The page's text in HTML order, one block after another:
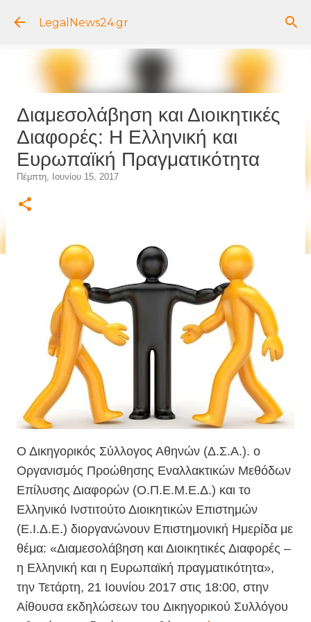
Μετάβαση στο κύριο περιεχόμενο
LegalNews24.gr
Διαμεσολάβηση και Διοικητικές
Διαφορές: Η Ελληνική και
Ευρωπαϊκή Πραγματικότητα
Πέμπτη, Ιουνίου 15, 2017
Ο Δικηγορικός Σύλλογος Αθηνών (Δ.Σ.Α.). ο
Οργανισμός Προώθησης Εναλλακτικών Μεθόδων
Επίλυσης Διαφορών (Ο.Π.Ε.Μ.Ε.Δ.) και το
Ελληνικό Ινστιτούτο Διοικητικών Επιστημών
(Ε.Ι.Δ.Ε.) διοργανώνουν Επιστημονική Ημερίδα με
θέμα: «Διαμεσολάβηση και Διοικητικές Διαφορές –
η Ελληνική και η Ευρωπαϊκή πραγματικότητα»,
την Τετάρτη, 21 Ιουνίου 2017 στις 18:00, στην
Αίθουσα εκδηλώσεων του Δικηγορικού Συλλόγου